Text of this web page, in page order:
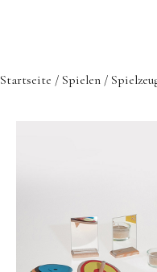
AY-
AÃRK
Startseite / Spielen /